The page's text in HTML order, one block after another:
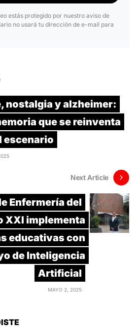
estás protegido por nuestro aviso de
no usará tu dirección de e-mail para
nostalgia y alzheimer:
que se reinventa
escenario
Next Article
Enfermería del
XXI implementa
educativas con
de Inteligencia
Artificial
MAYO 2, 2025